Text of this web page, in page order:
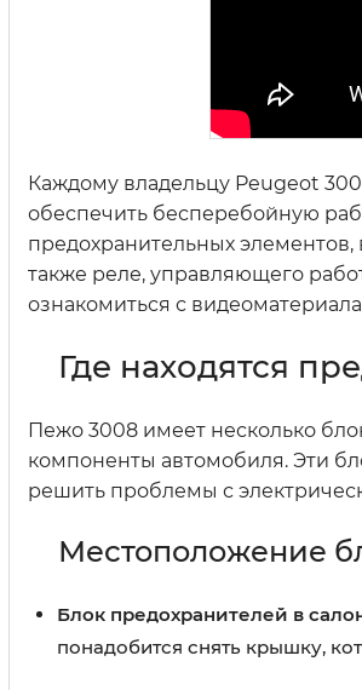
Каждому владельцу Peugeot
обеспечить бесперебойную
предохранительных
также реле, управляющего
ознакомиться с
Где находятся
Пежо 3008 имеет несколько
компоненты автомобиля. Эти
решить проблемы с
Местоположение
Блок предохранителей в
понадобится снять крышку,